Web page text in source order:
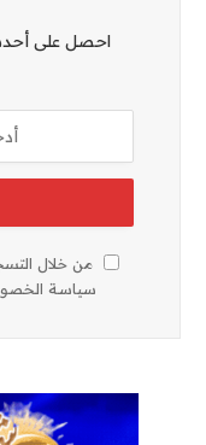
احصل على أحدث
من خلال
سياسة